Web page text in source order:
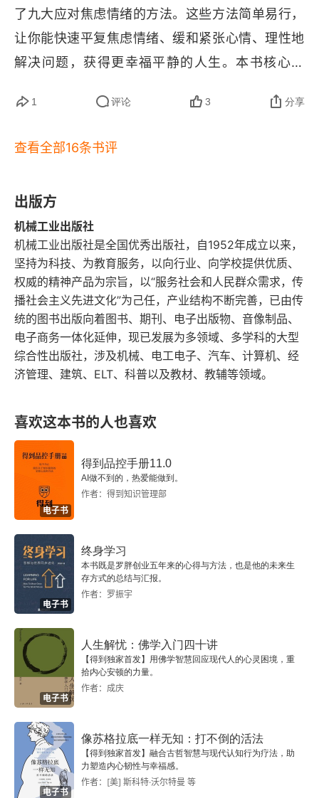
不当工作狂
让自我呵护成为日常
第7章 简化生活
保持简单
什么是简单生活
简化生活的方法
其他简化生活的方法
转移注意力，不想忧心事
解离
焦虑暴露法
延迟忧虑
制订行动计划解决烦忧
第9章 即刻应对
经受焦虑
知道什么时候进行防卫
采取积极有益的行动——做什么
应对策略
了九大应对焦虑情绪的方法。这些方法简单易行，
让你能快速平复焦虑情绪、缓和紧张心情、理性地
解决问题，获得更幸福平静的人生。本书核心内
有哪些类型？产生焦虑的原因是什么？以及为什么
法，分别是放松身体、放松精神、思考问题从现实
出发和正视恐惧。除此之外，这本书还讲到其他五
种方法，分别是经常运动、呵护自己、简化生活、
停止忧虑、即刻应对。可以说的是，这些方法都具
有很强的实操性。比如，说到呵护自己和简化生
活，这是很多人想做却做不到的，但这本书里给出
了很多具体的方法。你可以用这些方法，更多地关
照自己内心的真实需求，而不是被社会环境、被他
这对缓解焦虑至关重要。现代人的很多焦虑，都是
生活节奏过快造成的。这个社会在告诉我们要更
快、更强、更出色，我们在拼命让自己适应这种快
节奏，但其实我们只是在用外部的标准衡量自己，
而没有找到自己内心的标尺。作者提醒我们，要制
定适合自己的日程和节奏，要给自己预留更多的空
闲时间，让身心得到及时的恢复和放松。书中建
议，可以把空闲时间分为休息时间、消遣时间和关
系时间 —— 休息时间暂停一切活动，可以在浴缸
里泡个澡，或者听听舒缓的音乐；在消遣时间，可
以做一些让自己感到愉悦的事，比如看一部好电
影、看看小说、逛逛书店、摆弄花草、外出旅行之
时候要暂时忘记自己的个人追求，好好地享受人际
关系带来的快乐。我们只有找到自己的生活节奏，
才能远离焦虑，获得真正的平静和幸福。
1 评论 3 分享
查看全部16条书评
出版方
机械工业出版社
机械工业出版社是全国优秀出版社，自1952年成立以来，
坚持为科技、为教育服务，以向行业、向学校提供优质、
权威的精神产品为宗旨，以“服务社会和人民群众需求，传
播社会主义先进文化”为己任，产业结构不断完善，已由传
统的图书出版向着图书、期刊、电子出版物、音像制品、
电子商务一体化延伸，现已发展为多领域、多学科的大型
综合性出版社，涉及机械、电工电子、汽车、计算机、经
济管理、建筑、ELT、科普以及教材、教辅等领域。
喜欢这本书的人也喜欢
电子书
得到品控手册11.0
AI做不到的，热爱能做到。
作者：得到知识管理部
电子书
终身学习
本书既是罗胖创业五年来的心得与方法，也是他的未来生
存方式的总结与汇报。
作者：罗振宇
电子书
人生解忧：佛学入门四十讲
【得到独家首发】用佛学智慧回应现代人的心灵困境，重
拾内心安顿的力量。
作者：成庆
电子书
像苏格拉底一样无知：打不倒的活法
【得到独家首发】融合古哲智慧与现代认知行为疗法，助
力塑造内心韧性与幸福感。
作者：[美] 斯科特·沃尔特曼 等